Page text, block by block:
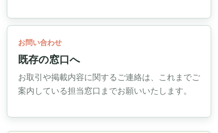
お問い合わせ
既存の窓口へ
お取引や掲載内容に関するご連絡は、これまでご
案内している担当窓口までお願いいたします。